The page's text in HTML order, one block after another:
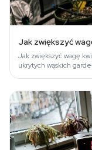
Jak zwiększyć
Jak zwiększyć wagę
ukrytych wąskich